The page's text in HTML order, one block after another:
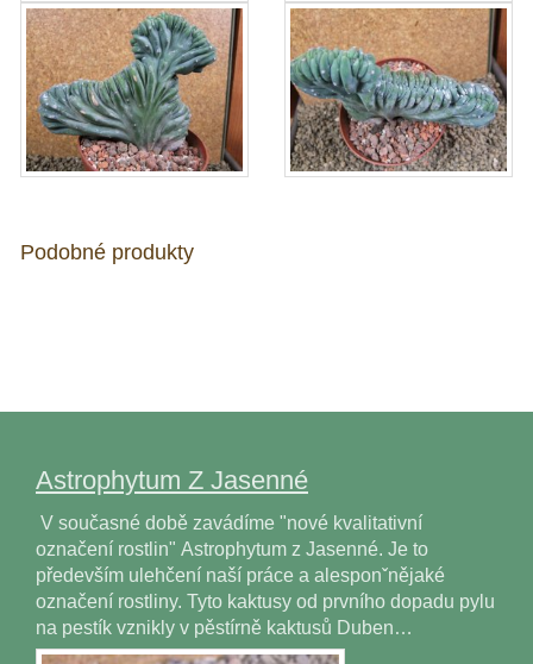
Podobné produkty
Astrophytum Z Jasenné
V současné době zavádíme "nové kvalitativní
označení rostlin" Astrophytum z Jasenné. Je to
především ulehčení naší práce a alesponˇnějaké
označení rostliny. Tyto kaktusy od prvního dopadu pylu
na pestík vznikly v pěstírně kaktusů Duben…